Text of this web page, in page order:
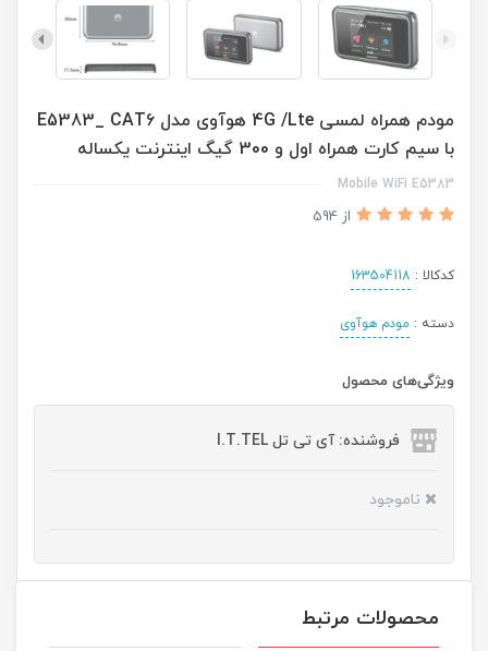
مودم همراه لمسی 4G /Lte هوآوی مدل E5383_ CAT6
با سیم کارت همراه اول و 300 گیگ اینترنت یکساله
Mobile WiFi E5383
از 594
کدکالا : 163504118
دسته : مودم هوآوی
ویژگی‌های محصول
فروشنده: آی تی تل I.T.TEL
ناموجود
محصولات مرتبط